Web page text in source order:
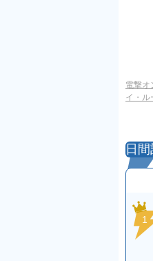
電撃オ
イ・ル
日間
1